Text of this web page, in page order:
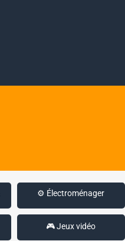
⚙️ Électroménager
🎮 Jeux vidéo